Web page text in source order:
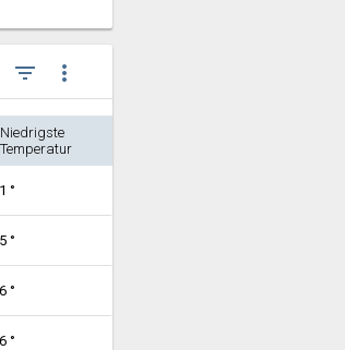
filter_list more_vert
Niedrigste
Temperatur
°
°
°
°